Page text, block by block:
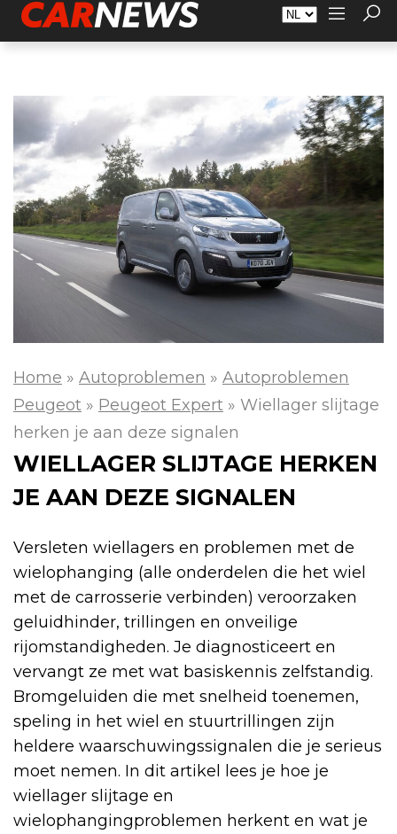
Adverteren Over Carnews.nl Contact
Home » Autoproblemen » Autoproblemen
Peugeot » Peugeot Expert » Wiellager slijtage
herken je aan deze signalen
WIELLAGER SLIJTAGE HERKEN
JE AAN DEZE SIGNALEN
Versleten wiellagers en problemen met de
wielophanging (alle onderdelen die het wiel
met de carrosserie verbinden) veroorzaken
geluidhinder, trillingen en onveilige
rijomstandigheden. Je diagnosticeert en
vervangt ze met wat basiskennis zelfstandig.
Bromgeluiden die met snelheid toenemen,
speling in het wiel en stuurtrillingen zijn
heldere waarschuwingssignalen die je serieus
moet nemen. In dit artikel lees je hoe je
wiellager slijtage en
wielophangingproblemen herkent en wat je